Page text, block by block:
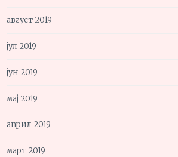
август 2019
јул 2019
јун 2019
мај 2019
април 2019
март 2019